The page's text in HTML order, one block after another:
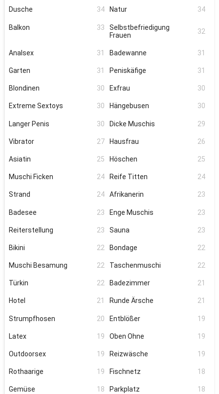
Dusche 34 Natur 34
Balkon 33
Selbstbefriedigung
Frauen
32
Analsex 31 Badewanne 31
Garten 31 Peniskäfige 31
Blondinen 30 Exfrau 30
Extreme Sextoys 30 Hängebusen 30
Langer Penis 30 Dicke Muschis 29
Vibrator 27 Hausfrau 26
Asiatin 25 Höschen 25
Muschi Ficken 24 Reife Titten 24
Strand 24 Afrikanerin 23
Badesee 23 Enge Muschis 23
Reiterstellung 23 Sauna 23
Bikini 22 Bondage 22
Muschi Besamung 22 Taschenmuschi 22
Türkin 22 Badezimmer 21
Hotel 21 Runde Ärsche 21
Strumpfhosen 20 Entblößer 19
Latex 19 Oben Ohne 19
Outdoorsex 19 Reizwäsche 19
Rothaarige 19 Fischnetz 18
Gemüse 18 Parkplatz 18